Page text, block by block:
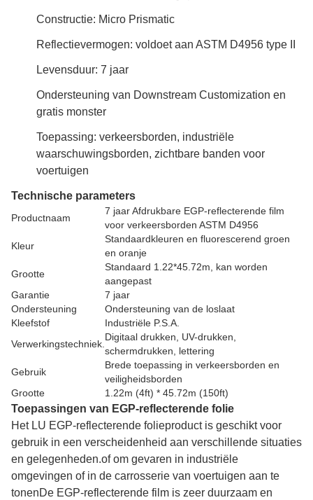
Constructie: Micro Prismatic
Reflectievermogen: voldoet aan ASTM D4956 type II
Levensduur: 7 jaar
Ondersteuning van Downstream Customization en
gratis monster
Toepassing: verkeersborden, industriële
waarschuwingsborden, zichtbare banden voor
voertuigen
Technische parameters
Productnaam
7 jaar Afdrukbare EGP-reflecterende film
voor verkeersborden ASTM D4956
Kleur
Standaardkleuren en fluorescerend groen
en oranje
Grootte
Standaard 1.22*45.72m, kan worden
aangepast
Garantie
7 jaar
Ondersteuning
Ondersteuning van de loslaat
Kleefstof
Industriële P.S.A.
Verwerkingstechniek.
Digitaal drukken, UV-drukken,
schermdrukken, lettering
Gebruik
Brede toepassing in verkeersborden en
veiligheidsborden
Grootte
1.22m (4ft) * 45.72m (150ft)
Toepassingen van EGP-reflecterende folie
Het LU EGP-reflecterende folieproduct is geschikt voor
gebruik in een verscheidenheid aan verschillende situaties
en gelegenheden.of om gevaren in industriële
omgevingen of in de carrosserie van voertuigen aan te
tonenDe EGP-reflecterende film is zeer duurzaam en